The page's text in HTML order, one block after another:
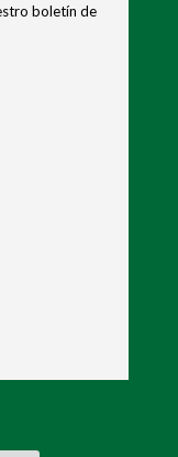
boletín de